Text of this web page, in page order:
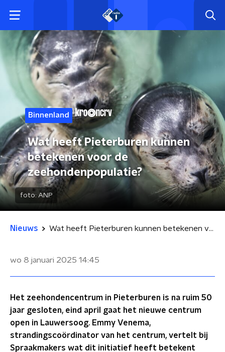
Binnenland
Wat heeft Pieterburen kunnen
betekenen voor de
zeehondenpopulatie?
foto: ANP
Nieuws Wat heeft Pieterburen kunnen betekenen voor de zeehondenpopulatie?
wo 8 januari 2025 14:45
Het zeehondencentrum in Pieterburen is na ruim 50
jaar gesloten, eind april gaat het nieuwe centrum
open in Lauwersoog. Emmy Venema,
strandingscoördinator van het centrum, vertelt bij
Spraakmakers wat dit initiatief heeft betekent